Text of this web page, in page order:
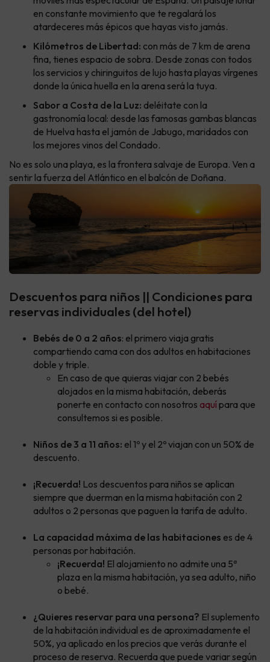
en constante movimiento que te regalará los
atardeceres más épicos que hayas visto jamás.
Kilómetros de Libertad: con más de 7 km de arena
fina, tienes espacio de sobra. Desde zonas con todos
los servicios y chiringuitos de lujo hasta playas vírgenes
donde la única huella en la arena será la tuya.
Sabor a Costa de la Luz: deléitate con la
gastronomía local: desde las famosas gambas blancas
de Huelva hasta el jamón de Jabugo, maridados con
los mejores vinos del Condado.
No es solo una playa, es la frontera salvaje de Europa. Ven a
sentir la fuerza del Atlántico en el balcón de Doñana.
Descuentos para niños || Condiciones para
reservas individuales (del hotel)
Bebés de 0 a 2 años: el primero viaja gratis
compartiendo cama con dos adultos en habitaciones
doble y triple.
En caso de que quieras viajar con 2 bebés
alojados en la misma habitación, deberás
ponerte en contacto con nosotros aquípara que
consultemos si es posible.
Niños de 3 a 11 años: el 1º y el 2º viajan con un 50% de
descuento.
¡Recuerda! Los descuentos para niños se aplican
siempre que duerman en la misma habitación con 2
adultos o 2 personas que paguen la tarifa de adulto.
La capacidad máxima de las habitaciones es de 4
personas por habitación.
¡Recuerda! El alojamiento no admite una 5ª
plaza en la misma habitación, ya sea adulto, niño
o bebé.
¿Quieres reservar para una persona? El suplemento
de la habitación individual es de aproximadamente el
50%, ya aplicado en los precios que verás durante el
proceso de reserva. Recuerda que puede variar según